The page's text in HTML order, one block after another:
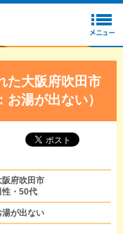
た大阪府吹田市
湯が出ない）
阪府吹田市
性・50代
湯が出ない